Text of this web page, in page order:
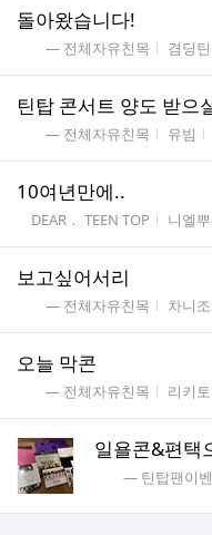
돌아왔습니다!
게시판명
― 전체자유친목 작성자
겸딩
틴탑 콘서트 양도 받으
게시판명
― 전체자유친목 작성자
유빔
10여년만에..
게시판명
DEAR． TEEN TOP 작성자
니엘
보고싶어서리
게시판명
― 전체자유친목 작성자
차니
오늘 막콘
게시판명
― 전체자유친목 작성자
리키
일욜콘&편택
게시판명
― 틴탑팬이